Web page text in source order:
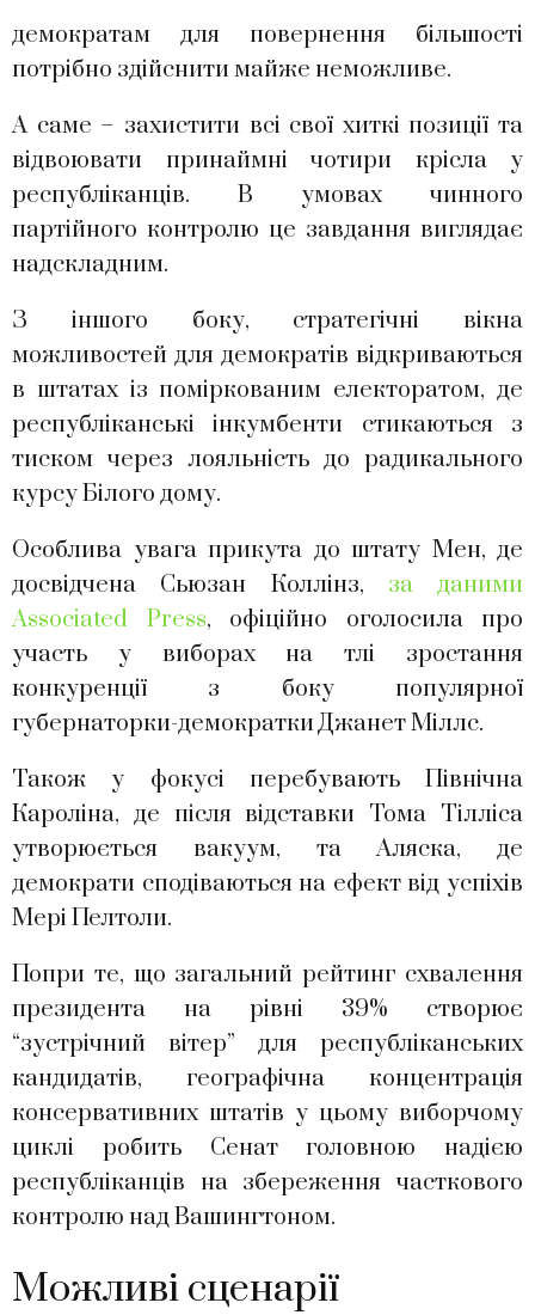
демократам для повернення більшості
потрібно здійснити майже неможливе.
А саме – захистити всі свої хиткі позиції та
відвоювати принаймні чотири крісла у
республіканців. В умовах чинного
партійного контролю це завдання виглядає
надскладним.
З іншого боку, стратегічні вікна
можливостей для демократів відкриваються
в штатах із поміркованим електоратом, де
республіканські інкумбенти стикаються з
тиском через лояльність до радикального
курсу Білого дому.
Особлива увага прикута до штату Мен, де
досвідчена Сьюзан Коллінз, за даними
Associated Press, офіційно оголосила про
участь у виборах на тлі зростання
конкуренції з боку популярної
губернаторки-демократки Джанет Міллс.
Також у фокусі перебувають Північна
Кароліна, де після відставки Тома Тілліса
утворюється вакуум, та Аляска, де
демократи сподіваються на ефект від успіхів
Мері Пелтоли.
Попри те, що загальний рейтинг схвалення
президента на рівні 39% створює
“зустрічний вітер” для республіканських
кандидатів, географічна концентрація
консервативних штатів у цьому виборчому
циклі робить Сенат головною надією
республіканців на збереження часткового
контролю над Вашингтоном.
Можливі сценарії